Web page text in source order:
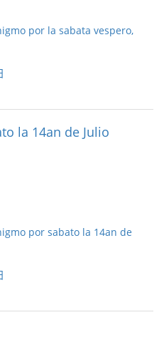
por la sabata vespero,
la 14an de Julio
por sabato la 14an de